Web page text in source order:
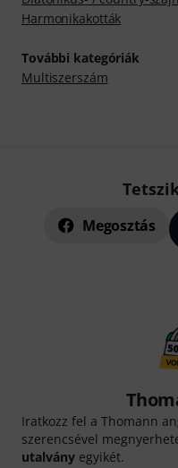
Harmonikakották
További kategóriák
Multiszerszám
Megosztás
Iratkozz fel a Thomann
szerencsével
utalvány egyikét.